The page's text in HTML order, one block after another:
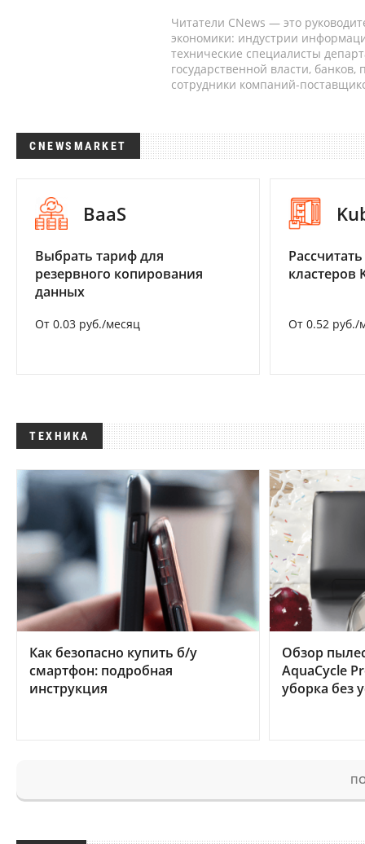
Читатели CNews — это
экономики: индустрии
технические специалисты
государственной власти,
сотрудники компаний-
CNEWSMARKET
BaaS
Выбрать тариф для
резервного копирования
данных
От 0.03 руб./месяц
кластеров
От 0.52 руб./
ТЕХНИКА
Как безопасно купить б/у
смартфон: подробная
инструкция
Обзор
AquaCycle
уборка без